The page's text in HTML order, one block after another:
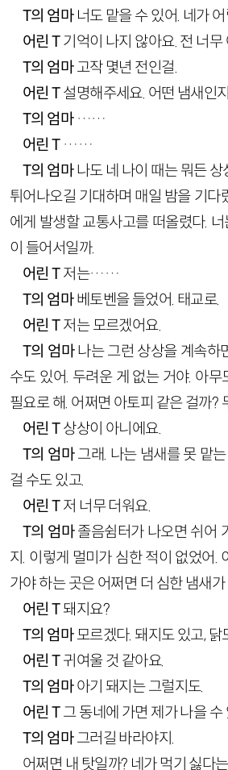
T의 엄마너도 맡을 수 있어. 네가
어린 T기억이 나지 않아요. 전 너무
T의 엄마고작 몇년 전인걸.
어린 T설명해주세요. 어떤 냄새인
T의 엄마……
어린 T……
T의 엄마나도 네 나이 때는 뭐든 상
튀어나오길 기대하며 매일 밤을 기
에게 발생할 교통사고를 떠올렸다.
이 들어서일까.
어린 T저는……
T의 엄마베토벤을 들었어. 태교로.
어린 T저는 모르겠어요.
T의 엄마나는 그런 상상을 계속하
수도 있어. 두려운 게 없는 거야. 아
필요로 해. 어쩌면 아토피 같은 걸까?
어린 T상상이 아니에요.
T의 엄마그래. 나는 냄새를 못 맡
걸 수도 있고.
어린 T저 너무 더워요.
T의 엄마졸음쉼터가 나오면 쉬어
지. 이렇게 멀미가 심한 적이 없었어.
가야 하는 곳은 어쩌면 더 심한 냄새
어린 T돼지요?
T의 엄마모르겠다. 돼지도 있고, 닭
어린 T귀여울 것 같아요.
T의 엄마아기 돼지는 그럴지도.
어린 T그 동네에 가면 제가 나을 수
T의 엄마그러길 바라야지.
어쩌면 내 탓일까? 네가 먹기 싫다